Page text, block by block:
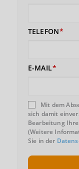
TELEFON
E-MAIL
Mit dem
sich damit
Bearbeitung
(Weitere
Sie in der